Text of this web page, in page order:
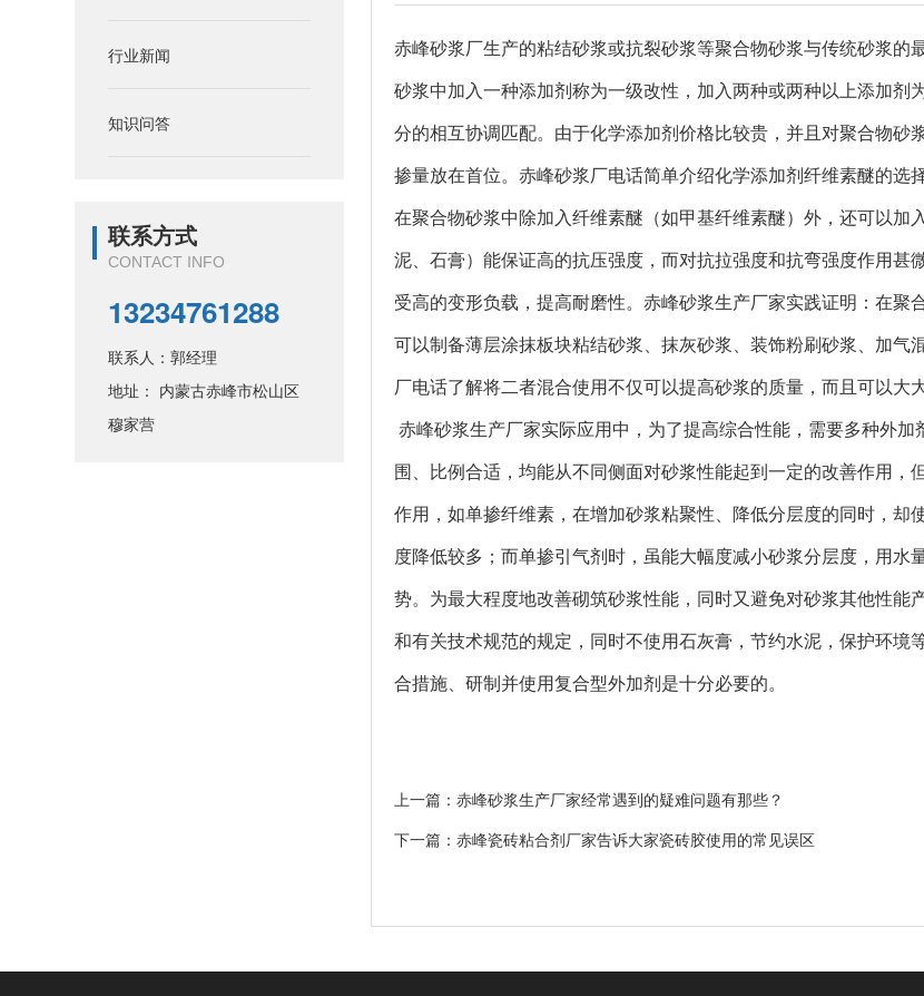
行业新闻
知识问答
联系方式
CONTACT INFO
13234761288
联系人：郭经理
地址： 内蒙古赤峰市松山区
穆家营
赤峰砂浆厂生产的粘结砂浆或抗裂砂浆等聚合物砂浆与传统砂浆的
砂浆中加入一种添加剂称为一级改性，加入两种或两种以上添加剂
分的相互协调匹配。由于化学添加剂价格比较贵，并且对聚合物
掺量放在首位。赤峰砂浆厂电话简单介绍化学添加剂纤维素醚的选
在聚合物砂浆中除加入纤维素醚（如甲基纤维素醚）外，还可以
泥、石膏）能保证高的抗压强度，而对抗拉强度和抗弯强度作用
受高的变形负载，提高耐磨性。赤峰砂浆生产厂家实践证明：在聚
可以制备薄层涂抹板块粘结砂浆、抹灰砂浆、装饰粉刷砂浆、加气
厂电话了解将二者混合使用不仅可以提高砂浆的质量，而且可以大
赤峰砂浆生产厂家实际应用中，为了提高综合性能，需要多种外
围、比例合适，均能从不同侧面对砂浆性能起到一定的改善作用
作用，如单掺纤维素，在增加砂浆粘聚性、降低分层度的同时，
度降低较多；而单掺引气剂时，虽能大幅度减小砂浆分层度，用
势。为最大程度地改善砌筑砂浆性能，同时又避免对砂浆其他性
和有关技术规范的规定，同时不使用石灰膏，节约水泥，保护环
合措施、研制并使用复合型外加剂是十分必要的。
上一篇：赤峰砂浆生产厂家经常遇到的疑难问题有那些？
下一篇：赤峰瓷砖粘合剂厂家告诉大家瓷砖胶使用的常见误区